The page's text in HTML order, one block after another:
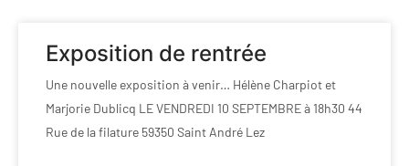
Exposition de rentrée
Une nouvelle exposition à venir… Hélène Charpiot et
Marjorie Dublicq LE VENDREDI 10 SEPTEMBRE à 18h30 44
Rue de la filature 59350 Saint André Lez